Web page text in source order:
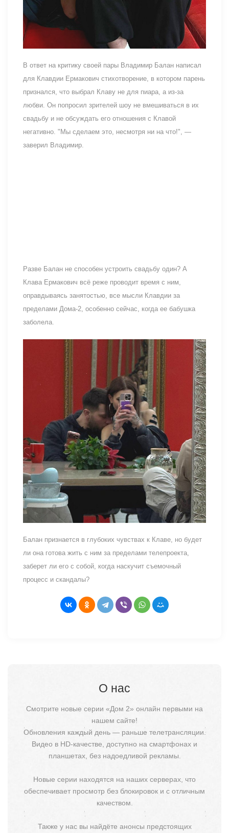
В ответ на критику своей пары Владимир Балан написал
для Клавдии Ермакович стихотворение, в котором парень
признался, что выбрал Клаву не для пиара, а из-за
любви. Он попросил зрителей шоу не вмешиваться в их
свадьбу и не обсуждать его отношения с Клавой
негативно. "Мы сделаем это, несмотря ни на что!", —
заверил Владимир.
Разве Балан не способен устроить свадьбу один? А
Клава Ермакович всё реже проводит время с ним,
оправдываясь занятостью, все мысли Клавдии за
пределами Дома-2, особенно сейчас, когда ее бабушка
заболела.
Балан признается в глубоких чувствах к Клаве, но будет
ли она готова жить с ним за пределами телепроекта,
заберет ли его с собой, когда наскучит съемочный
процесс и скандалы?
О нас
Смотрите новые серии «Дом 2» онлайн первыми на
нашем сайте!
Обновления каждый день — раньше телетрансляции.
Видео в HD-качестве, доступно на смартфонах и
планшетах, без надоедливой рекламы.
Новые серии находятся на наших серверах, что
обеспечивает просмотр без блокировок и с отличным
качеством.
Также у нас вы найдёте анонсы предстоящих